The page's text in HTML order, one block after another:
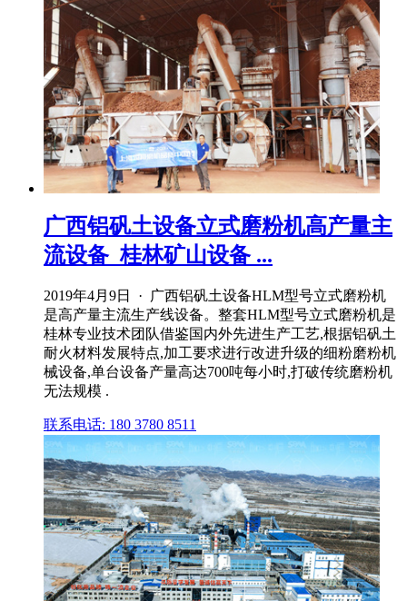
广西铝矾土设备立式磨粉机高产量主
流设备_桂林矿山设备 ...
2019年4月9日 · 广西铝矾土设备HLM型号立式磨粉机
是高产量主流生产线设备。整套HLM型号立式磨粉机是
桂林专业技术团队借鉴国内外先进生产工艺,根据铝矾土
耐火材料发展特点,加工要求进行改进升级的细粉磨粉机
械设备,单台设备产量高达700吨每小时,打破传统磨粉机
无法规模 .
联系电话: 180 3780 8511